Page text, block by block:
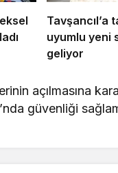
Tavşancıl’a
uyumlu yeni
geliyor
açılmasına
güvenliği